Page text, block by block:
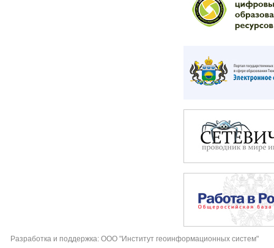
Разработка и поддержка: ООО "Институт геоинформационных систем"